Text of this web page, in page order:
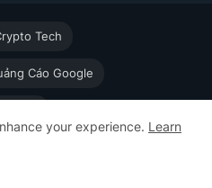
học trực tuyến dành cho
Online 24h - Design by
Tech
Cáo Google
your experience. Learn